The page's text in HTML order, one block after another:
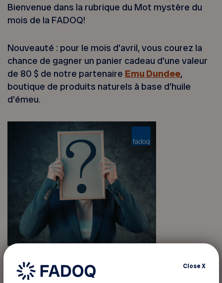
Bienvenue dans la rubrique du Mot mystère du
mois de la FADOQ!
Nouveauté : pour le mois d’avril, vous courez la
chance de gagner un panier cadeau d’une valeur
de 80 $ de notre partenaire Emu Dundee,
boutique de produits naturels à base d’huile
d’émeu.
Nous sommes toujours heureux de lire vos
réponses! Merci pour votre participation à la
CloseX